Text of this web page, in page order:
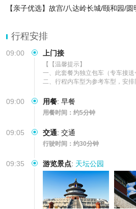
【亲子优选】故宫/八达岭长城/颐和园/
行程安排
09:00 上门接
【【温馨提示】
一、此套餐为独立包车（专车接
二、行程内车型为参考车型，安
09:00 用餐: 早餐
用餐时间：约5分钟
09:05 交通: 交通
行驶时间：约30分钟
09:35 游览景点: 天坛公园